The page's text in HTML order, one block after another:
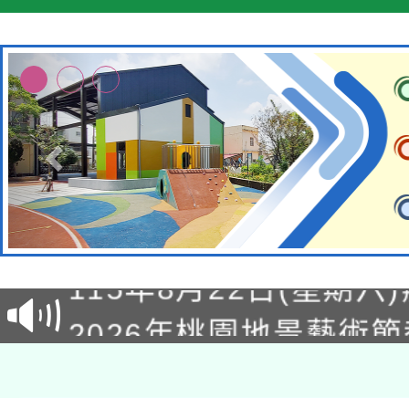
轉知經濟部水利署委託
業技術研究院辦理「
用水績優單位及節水達
桃園市孔廟祈福系列
2026年桃園地景藝術